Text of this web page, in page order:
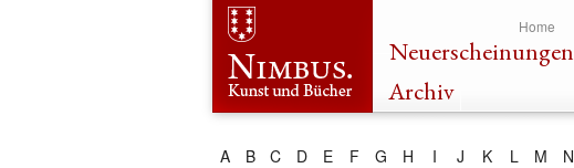
Home
Neuerscheinungen
Archiv
A B C D E F G H I J K L M N